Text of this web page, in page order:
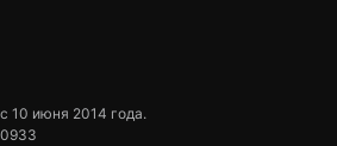
10 июня 2014 года.